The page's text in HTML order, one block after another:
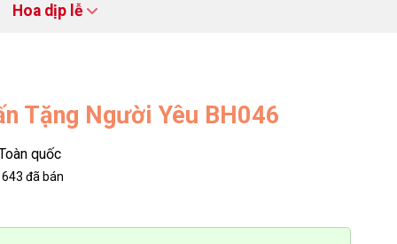
Hoa dịp lễ
Tặng Người Yêu BH046
quốc
643 đã bán